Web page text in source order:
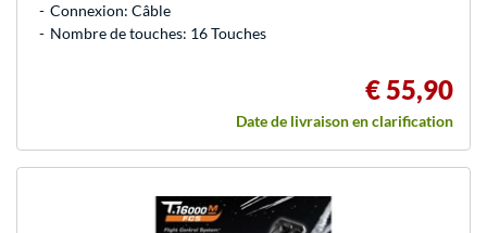
Connexion: Câble
Nombre de touches: 16 Touches
€ 55,90
Date de livraison en clarification